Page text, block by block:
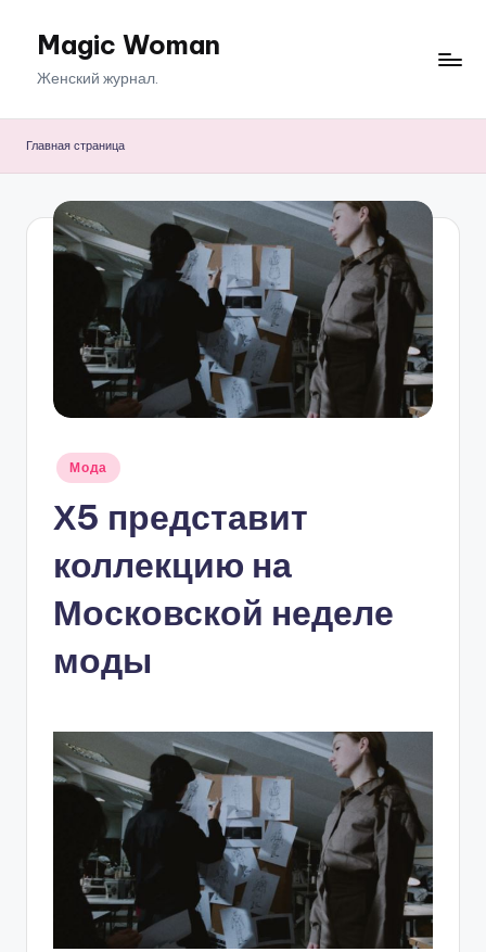
ПерейтиMagic Woman
Женский журнал.
Главная страница
Опубликовано
Мода
Х5 представит
коллекцию на
Московской неделе
моды